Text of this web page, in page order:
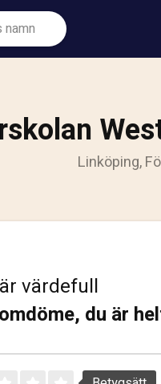
Linköping,
värdefull
du är